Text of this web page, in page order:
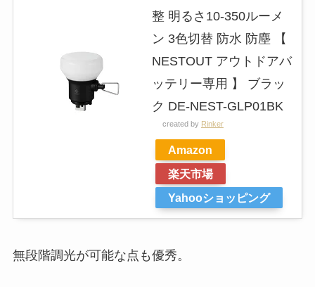
整 明るさ10-350ルーメ
ン 3色切替 防水 防塵 【
NESTOUT アウトドアバ
ッテリー専用 】 ブラッ
ク DE-NEST-GLP01BK
created by Rinker
Amazon
楽天市場
Yahooショッピング
無段階調光が可能な点も優秀。